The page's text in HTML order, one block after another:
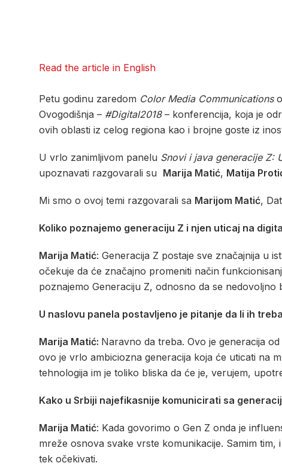
Read the article in English
Petu godinu zaredom Color Media Communications
Ovogodišnja – #Digital2018– konferencija, koja je
ovih oblasti iz celog regiona kao i brojne goste iz
U vrlo zanimljivom panelu Snovi i java generacije Z:
upoznavati razgovarali su Marija Matić, Matija
Mi smo o ovoj temi razgovarali sa Marijom Matić,
Koliko poznajemo generaciju Z i njen uticaj na
Marija Matić: Generacija Z postaje sve značajnija u
očekuje da će značajno promeniti način
poznajemo Generaciju Z, odnosno da se nedovoljno
U naslovu panela postavljeno je pitanje da li ih
Marija Matić: Naravno da treba. Ovo je generacija
ovo je vrlo ambiciozna generacija koja će uticati na
tehnologija im je toliko bliska da će je, verujem,
Kako u Srbiji najefikasnije komunicirati sa
Marija Matić: Kada govorimo o Gen Z onda je
mreže osnova svake vrste komunikacije. Samim
tek očekivati.